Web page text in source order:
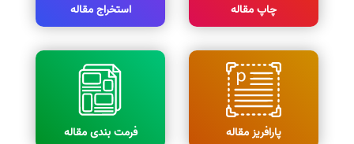
چاپ مقاله استخراج مقاله
پارافریز مقاله فرمت بندی مقاله